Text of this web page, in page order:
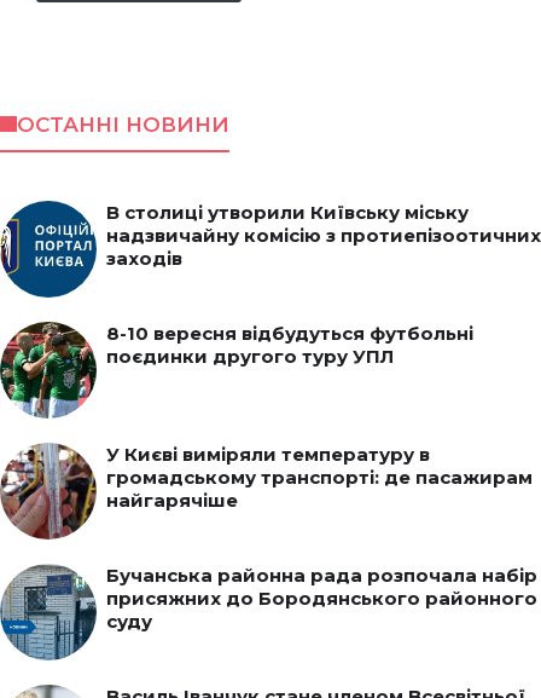
ОСТАННІ НОВИНИ
В столиці утворили Київську міську
надзвичайну комісію з протиепізоотичних
заходів
8-10 вересня відбудуться футбольні
поєдинки другого туру УПЛ
У Києві виміряли температуру в
громадському транспорті: де пасажирам
найгарячіше
Бучанська районна рада розпочала набір
присяжних до Бородянського районного
суду